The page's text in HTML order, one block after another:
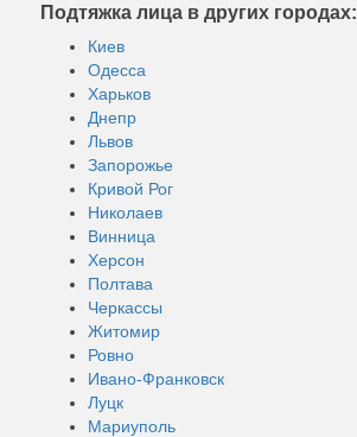
Подтяжка лица в других городах:
Киев
Одесса
Харьков
Днепр
Львов
Запорожье
Кривой Рог
Николаев
Винница
Херсон
Полтава
Черкассы
Житомир
Ровно
Ивано-Франковск
Луцк
Мариуполь